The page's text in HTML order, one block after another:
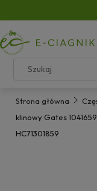
Strona główna
klinowy Gates
HC71301859